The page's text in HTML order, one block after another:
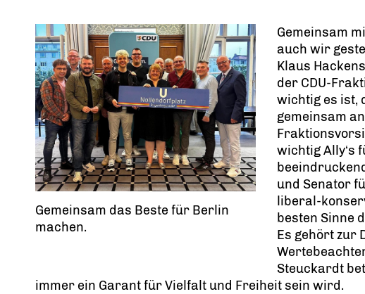
Gemeinsam das Beste für Berlin
machen.
Gemeinsam
auch wir
Klaus
der CDU-
wichtig es ist,
gemeinsam
wichtig Ally‘s
und Senator
liberal-
besten Sinne
Es gehört zur
Steuckardt
immer ein Garant für Vielfalt und Freiheit sein wird.